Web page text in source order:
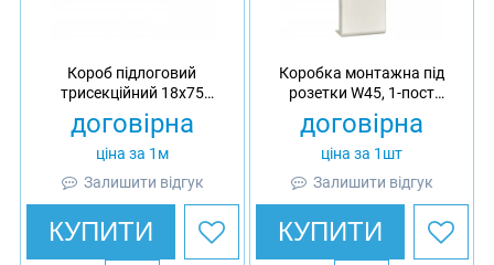
Короб підлоговий
трисекційний 18х75
OptiLine 45, ПВХ, довжина 2
м
договірна
ціна за 1м
Залишити відгук
КУПИТИ
Коробка монтажна під
розетки W45, 1-пост
стандарту 45x45 Ultra, АБС
договірна
ціна за 1шт
Залишити відгук
КУПИТИ